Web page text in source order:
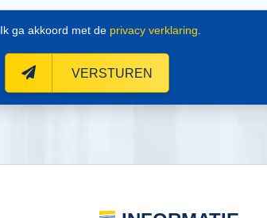
Ik ga akkoord met de privacy verklaring
VERSTUREN